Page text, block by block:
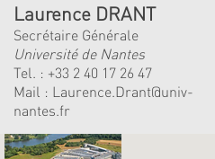
Laurence DRANT
Secrétaire Générale
Université de Nantes
Tel. : +33 2 40 17 26 47
Mail : Laurence.Drant@univ-
nantes.fr